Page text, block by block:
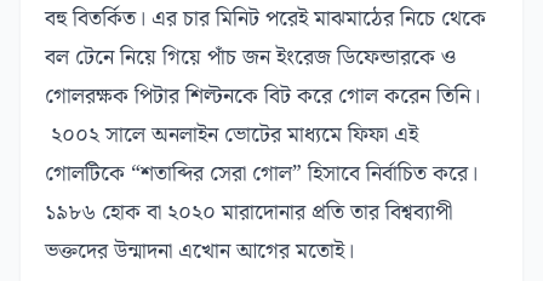
বহু বিতর্কিত। এর চার মিনিট পরেই মাঝমাঠের নিচে থেকে
বল টেনে নিয়ে গিয়ে পাঁচ জন ইংরেজ ডিফেন্ডারকে ও
গোলরক্ষক পিটার শিল্টনকে বিট করে গোল করেন তিনি।
২০০২ সালে অনলাইন ভোটের মাধ্যমে ফিফা এই
গোলটিকে “শতাব্দির সেরা গোল” হিসাবে নির্বাচিত করে।
১৯৮৬ হোক বা ২০২০ মারাদোনার প্রতি তার বিশ্বব্যাপী
ভক্তদের উন্মাদনা এখোন আগের মতোই।